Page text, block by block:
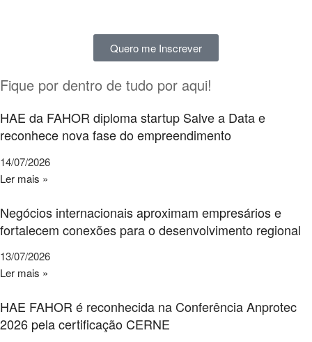
Quero me Inscrever
Fique por dentro de tudo por aqui!
HAE da FAHOR diploma startup Salve a Data e
reconhece nova fase do empreendimento
14/07/2026
Ler mais »
Negócios internacionais aproximam empresários e
fortalecem conexões para o desenvolvimento regional
13/07/2026
Ler mais »
HAE FAHOR é reconhecida na Conferência Anprotec
2026 pela certificação CERNE